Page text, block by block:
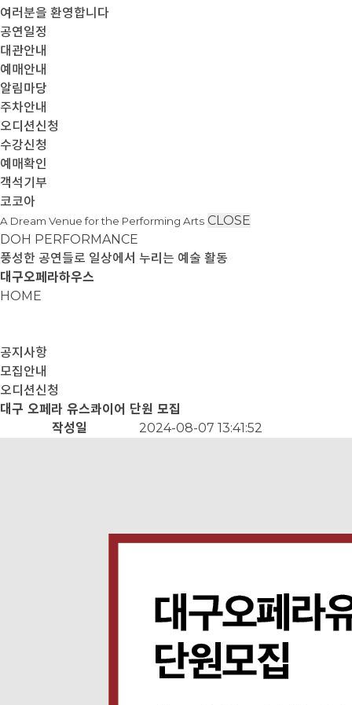
여러분을 환영합니다
공연일정
대관안내
예매안내
알림마당
주차안내
오디션신청
수강신청
예매확인
객석기부
코코아
A Dream Venue for the Performing Arts CLOSE
DOH PERFORMANCE
풍성한 공연들로 일상에서 누리는 예술 활동
대구오페라하우스
HOME
공지사항
모집안내
오디션신청
대구 오페라 유스콰이어 단원 모집
작성일
2024-08-07 13:41:52